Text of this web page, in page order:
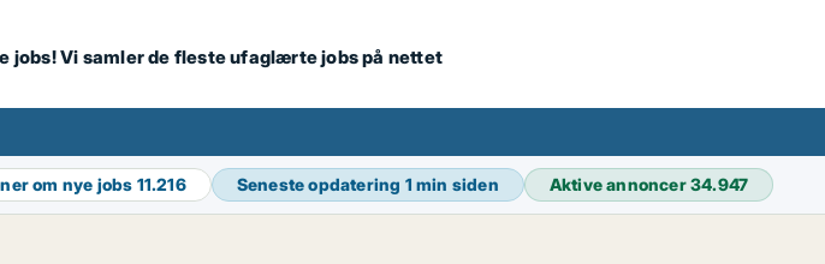
jobs! Vi samler de fleste ufaglærte jobs på nettet
om nye jobs 11.216 Seneste opdatering 1 min siden Aktive annoncer34.947